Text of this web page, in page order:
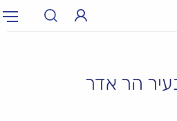
הר אדר